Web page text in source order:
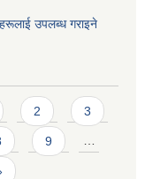
उपलब्ध गराइने
2 3
9 …